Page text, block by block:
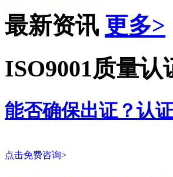
最新资讯 更多>
ISO9001质量
能否确保出证？认
点击免费咨询>